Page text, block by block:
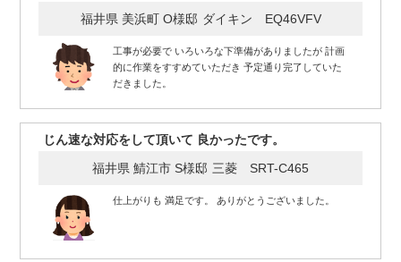
福井県 美浜町 O様邸 ダイキン EQ46VFV
工事が必要で いろいろな下準備がありましたが 計画
的に作業をすすめていただき 予定通り完了していた
だきました。
じん速な対応をして頂いて 良かったです。
福井県 鯖江市 S様邸 三菱 SRT-C465
仕上がりも 満足です。 ありがとうございました。